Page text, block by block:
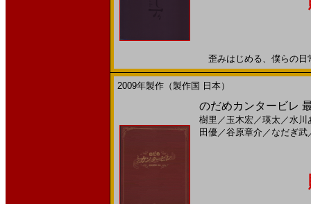
歪みはじめる、僕らの
2009年製作（製作国 日本）
のだめカンタービレ
樹里 ／ 玉木宏／瑛太 ／水川
田優／谷原章介 ／ なだぎ武